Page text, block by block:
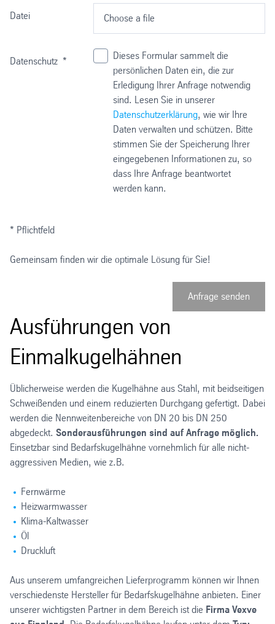
Datei Choose a file
Datenschutz *
Dieses Formular sammelt die
persönlichen Daten ein, die zur
Erledigung Ihrer Anfrage notwendig
sind. Lesen Sie in unserer
Datenschutzerklärung, wie wir Ihre
Daten verwalten und schützen. Bitte
stimmen Sie der Speicherung Ihrer
eingegebenen Informationen zu, so
dass Ihre Anfrage beantwortet
werden kann.
* Pflichtfeld
Gemeinsam finden wir die optimale Lösung für Sie!
Anfrage senden
Ausführungen von
Einmalkugelhähnen
Üblicherweise werden die Kugelhähne aus Stahl, mit beidseitigen
Schweißenden und einem reduzierten Durchgang gefertigt. Dabei
werden die Nennweitenbereiche von DN 20 bis DN 250
abgedeckt. Sonderausführungen sind auf Anfrage möglich.
Einsetzbar sind Bedarfskugelhähne vornehmlich für alle nicht-
aggressiven Medien, wie z.B.
Fernwärme
Heizwarmwasser
Klima-Kaltwasser
Öl
Druckluft
Aus unserem umfangreichen Lieferprogramm können wir Ihnen
verschiedenste Hersteller für Bedarfskugelhähne anbieten. Einer
unserer wichtigsten Partner in dem Bereich ist die Firma Vexve